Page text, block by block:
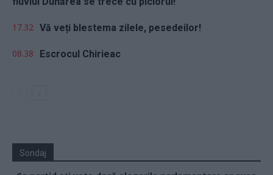
17.32 Vă veți blestema zilele, pesedeilor!
08.38 Escrocul Chirieac
Sondaj